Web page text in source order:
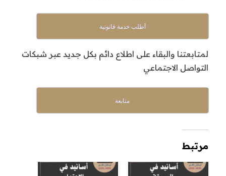
أطلب خدمة قانونية
لمتابعتنا والبقاء على اطلاع دائم بكل جديد عبر شبكات
التواصل الاجتماعي
متابعة
مرتبط